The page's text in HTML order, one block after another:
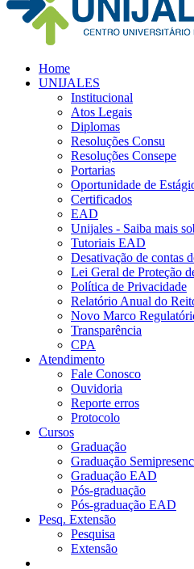
Home
UNIJALES
Institucional
Atos Legais
Diplomas
Resoluções Consu
Resoluções Consepe
Portarias
Oportunidade de
Certificados
EAD
Unijales - Saiba mais
Tutoriais EAD
Desativação de contas
Lei Geral de Proteção
Política de Privacidade
Relatório Anual do
Novo Marco
Transparência
CPA
Atendimento
Fale Conosco
Ouvidoria
Reporte erros
Protocolo
Cursos
Graduação
Graduação
Graduação EAD
Pós-graduação
Pós-graduação EAD
Pesq. Extensão
Pesquisa
Extensão